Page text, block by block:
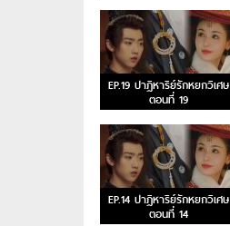
EP.19 ปาฏิหาริย์รักหยกวิเศษ
ตอนที่ 19
EP.14 ปาฏิหาริย์รักหยกวิเศษ
ตอนที่ 14